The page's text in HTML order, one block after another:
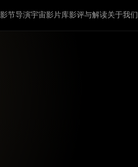
节导演宇宙影片库影评与解读关于我们